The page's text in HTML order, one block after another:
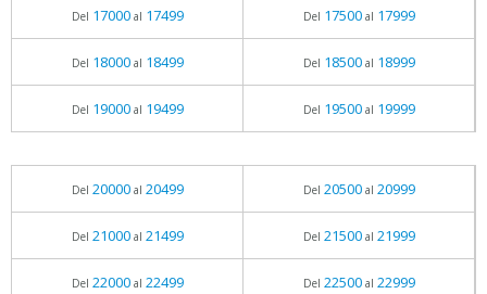
Del 17000al 17499 Del 17500al 17999
Del 18000al 18499 Del 18500al 18999
Del 19000al 19499 Del 19500al 19999
Del 20000al 20499 Del 20500al 20999
Del 21000al 21499 Del 21500al 21999
Del 22000al 22499 Del 22500al 22999